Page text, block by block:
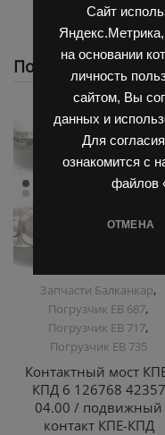
Сайт
на основании
личность
сайтом, Вы
данных и
Для
ознакомится с
файлов
ОТМЕНА
Похожие
Запчасти Балканкар,
Погрузчик ЕВ 687,
Погрузчик ЕВ 717,
Погрузчик ЕВ 735
Контактный мост
КПД 6 126768 42357
04.00 / подвижный
контакт КПЕ-КПД